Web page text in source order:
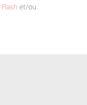
Flash et/ou